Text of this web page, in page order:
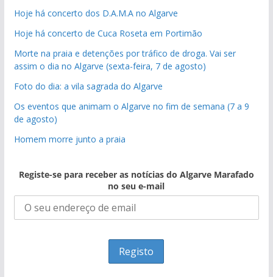
Hoje há concerto dos D.A.M.A no Algarve
Hoje há concerto de Cuca Roseta em Portimão
Morte na praia e detenções por tráfico de droga. Vai ser
assim o dia no Algarve (sexta-feira, 7 de agosto)
Foto do dia: a vila sagrada do Algarve
Os eventos que animam o Algarve no fim de semana (7 a 9
de agosto)
Homem morre junto a praia
Registe-se para receber as notícias do Algarve Marafado
no seu e-mail